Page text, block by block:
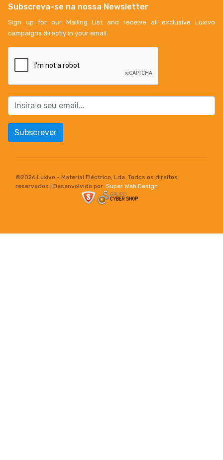
Subscreva-se na nossa Newsletter
Sign up for our Mailing List and receive all exclusive Luxivo
campaigns directly in your email.
Subscrever
©2026 Luxivo - Material Eléctrico, Lda. Todos os direitos
reservados | Desenvolvido por: Super Web Design